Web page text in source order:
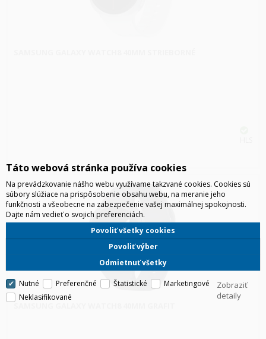
SAMSUNG GALAXY WATCH8 40MM GRAFIT
Táto webová stránka používa cookies
Na prevádzkovanie nášho webu využívame takzvané cookies. Cookies sú
súbory slúžiace na prispôsobenie obsahu webu, na meranie jeho
funkčnosti a všeobecne na zabezpečenie vašej maximálnej spokojnosti.
Dajte nám vedieť o svojich preferenciách.
Odmietnuť všetky
Povoliť výber
Povoliť všetky cookies
Nutné Preferenčné Štatistické
Marketingové
Neklasifikované
Zobraziť
detaily